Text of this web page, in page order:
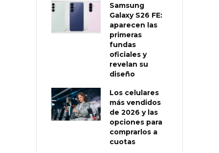
Samsung
Galaxy S26 FE:
aparecen las
primeras
fundas
oficiales y
revelan su
diseño
Los celulares
más vendidos
de 2026 y las
opciones para
comprarlos a
cuotas